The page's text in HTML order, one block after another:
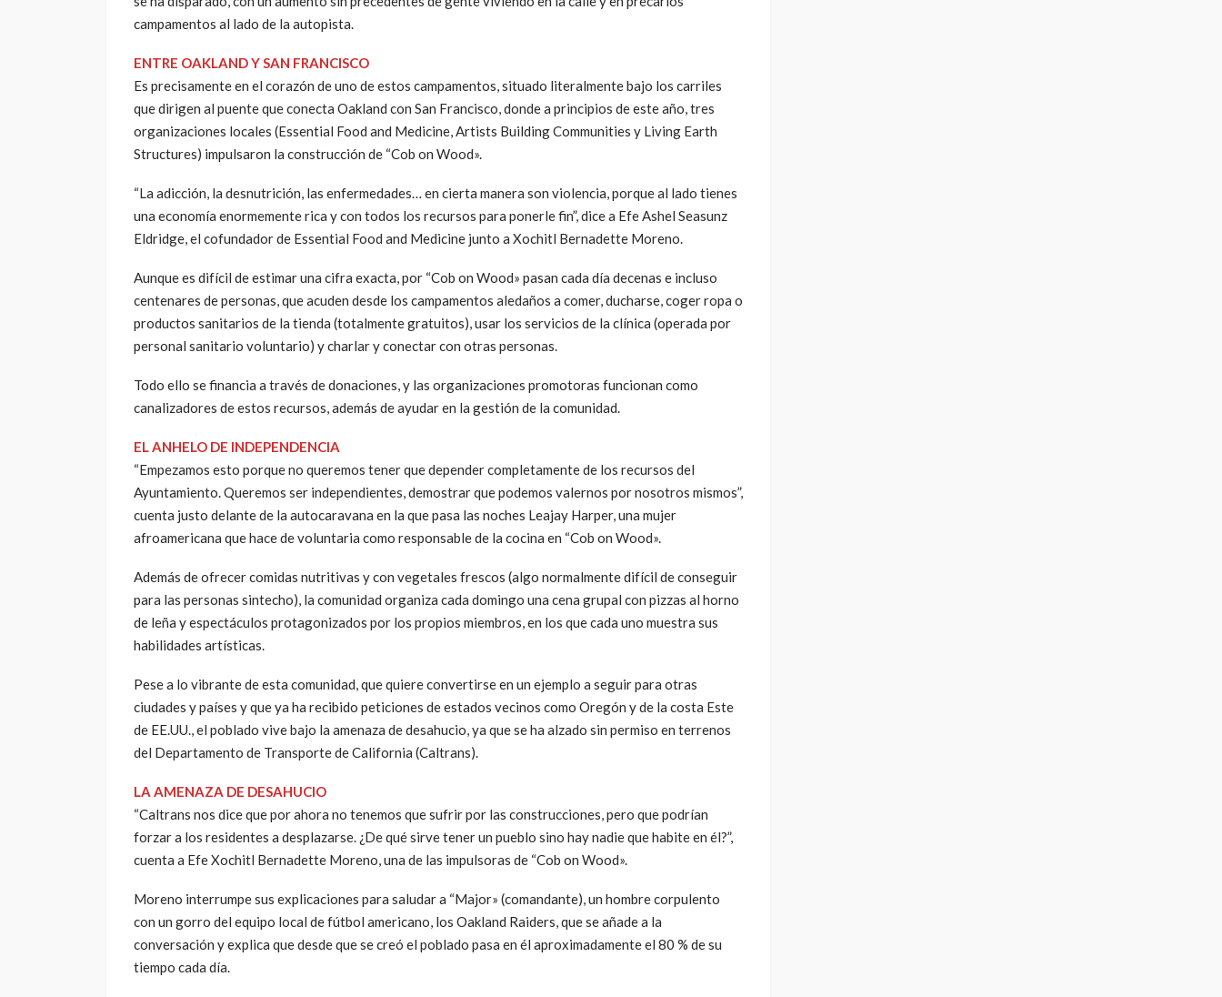
campamentos al lado de la autopista.
ENTRE OAKLAND Y SAN FRANCISCO
Es precisamente en el corazón de uno de estos campamentos, situado literalmente bajo los carriles
que dirigen al puente que conecta Oakland con San Francisco, donde a principios de este año, tres
organizaciones locales (Essential Food and Medicine, Artists Building Communities y Living Earth
Structures) impulsaron la construcción de “Cob on Wood».
“La adicción, la desnutrición, las enfermedades… en cierta manera son violencia, porque al lado tienes
una economía enormemente rica y con todos los recursos para ponerle fin”, dice a Efe Ashel Seasunz
Eldridge, el cofundador de Essential Food and Medicine junto a Xochitl Bernadette Moreno.
Aunque es difícil de estimar una cifra exacta, por “Cob on Wood» pasan cada día decenas e incluso
centenares de personas, que acuden desde los campamentos aledaños a comer, ducharse, coger ropa o
productos sanitarios de la tienda (totalmente gratuitos), usar los servicios de la clínica (operada por
personal sanitario voluntario) y charlar y conectar con otras personas.
Todo ello se financia a través de donaciones, y las organizaciones promotoras funcionan como
canalizadores de estos recursos, además de ayudar en la gestión de la comunidad.
EL ANHELO DE INDEPENDENCIA
“Empezamos esto porque no queremos tener que depender completamente de los recursos del
Ayuntamiento. Queremos ser independientes, demostrar que podemos valernos por nosotros mismos”,
cuenta justo delante de la autocaravana en la que pasa las noches Leajay Harper, una mujer
afroamericana que hace de voluntaria como responsable de la cocina en “Cob on Wood».
Además de ofrecer comidas nutritivas y con vegetales frescos (algo normalmente difícil de conseguir
para las personas sintecho), la comunidad organiza cada domingo una cena grupal con pizzas al horno
de leña y espectáculos protagonizados por los propios miembros, en los que cada uno muestra sus
habilidades artísticas.
Pese a lo vibrante de esta comunidad, que quiere convertirse en un ejemplo a seguir para otras
ciudades y países y que ya ha recibido peticiones de estados vecinos como Oregón y de la costa Este
de EE.UU., el poblado vive bajo la amenaza de desahucio, ya que se ha alzado sin permiso en terrenos
del Departamento de Transporte de California (Caltrans).
LA AMENAZA DE DESAHUCIO
“Caltrans nos dice que por ahora no tenemos que sufrir por las construcciones, pero que podrían
forzar a los residentes a desplazarse. ¿De qué sirve tener un pueblo sino hay nadie que habite en él?”,
cuenta a Efe Xochitl Bernadette Moreno, una de las impulsoras de “Cob on Wood».
Moreno interrumpe sus explicaciones para saludar a “Major» (comandante), un hombre corpulento
con un gorro del equipo local de fútbol americano, los Oakland Raiders, que se añade a la
conversación y explica que desde que se creó el poblado pasa en él aproximadamente el 80 % de su
tiempo cada día.